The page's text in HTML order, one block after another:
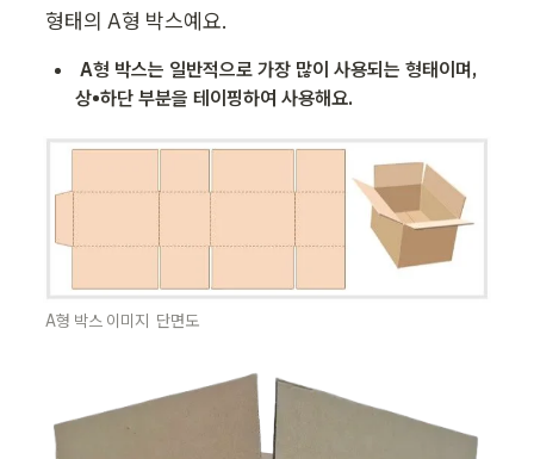
형태의 A형 박스예요.
A형 박스는 일반적으로 가장 많이 사용되는 형태이며,
상•하단 부분을 테이핑하여 사용해요.
A형 박스 이미지  단면도